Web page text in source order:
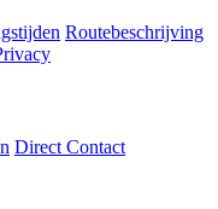
Routebeschrijving
Direct Contact